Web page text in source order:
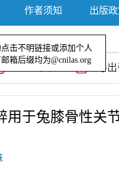
作者须知 出版
XML下载 导
用于兔膝骨性关
勿点击不明链接或添加个人
有邮箱后缀均为@cnilas.org